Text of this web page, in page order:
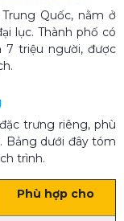
Quốc, nằm ở
lục. Thành phố có
7 triệu người, được
trưng riêng, phù
Bảng dưới đây tóm
trình.
Phù hợp cho